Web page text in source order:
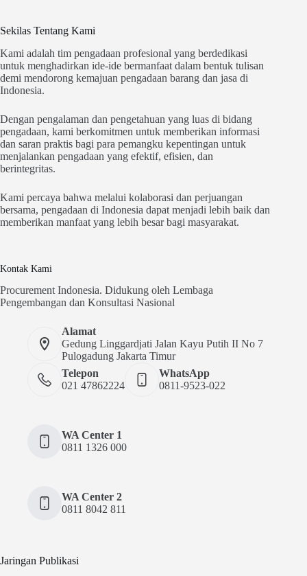
Sekilas Tentang Kami
Kami adalah tim pengadaan profesional yang berdedikasi
untuk menghadirkan ide-ide bermanfaat dalam bentuk tulisan
demi mendorong kemajuan pengadaan barang dan jasa di
Indonesia.
Dengan pengalaman dan pengetahuan yang luas di bidang
pengadaan, kami berkomitmen untuk memberikan informasi
dan saran praktis bagi para pemangku kepentingan untuk
menjalankan pengadaan yang efektif, efisien, dan
berintegritas.
Kami percaya bahwa melalui kolaborasi dan perjuangan
bersama, pengadaan di Indonesia dapat menjadi lebih baik dan
memberikan manfaat yang lebih besar bagi masyarakat.
Kontak Kami
Procurement Indonesia. Didukung oleh Lembaga
Pengembangan dan Konsultasi Nasional
Alamat
Gedung Linggardjati Jalan Kayu Putih II No 7
Pulogadung Jakarta Timur
Telepon
021 47862224
WhatsApp
0811-9523-022
WA Center 1
0811 1326 000
WA Center 2
0811 8042 811
Jaringan Publikasi